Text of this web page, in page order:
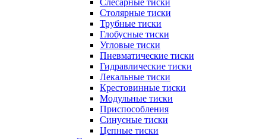
Слесарные тиски
Столярные тиски
Трубные тиски
Глобусные тиски
Угловые тиски
Пневматические тиски
Гидравлические тиски
Лекальные тиски
Крестовинные тиски
Модульные тиски
Приспособления
Синусные тиски
Цепные тиски